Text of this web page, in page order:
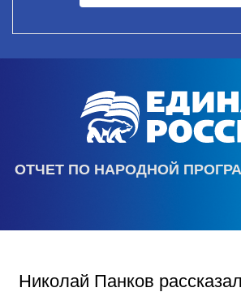
ОТЧЕТ ПО НАРОДНОЙ
Николай Панков